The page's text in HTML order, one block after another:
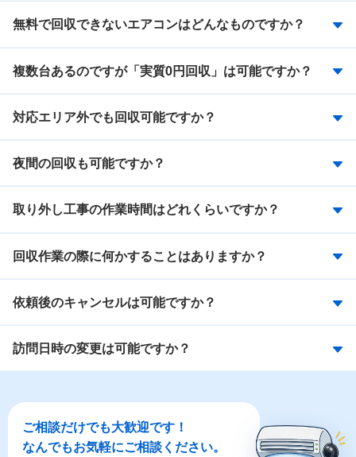
無料で回収できないエアコンはどんなものですか？
複数台あるのですが「実質0円回収」は可能ですか？
対応エリア外でも回収可能ですか？
夜間の回収も可能ですか？
取り外し工事の作業時間はどれくらいですか？
回収作業の際に何かすることはありますか？
依頼後のキャンセルは可能ですか？
訪問日時の変更は可能ですか？
ご相談だけでも大歓迎です！
なんでもお気軽にご相談ください。